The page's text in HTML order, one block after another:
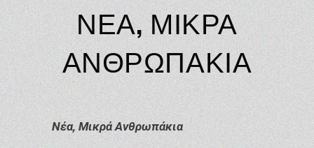
ΝΈΑ, ΜΙΚΡΆ
ΑΝΘΡΩΠΆΚΙΑ
Νέα, Μικρά Ανθρωπάκια